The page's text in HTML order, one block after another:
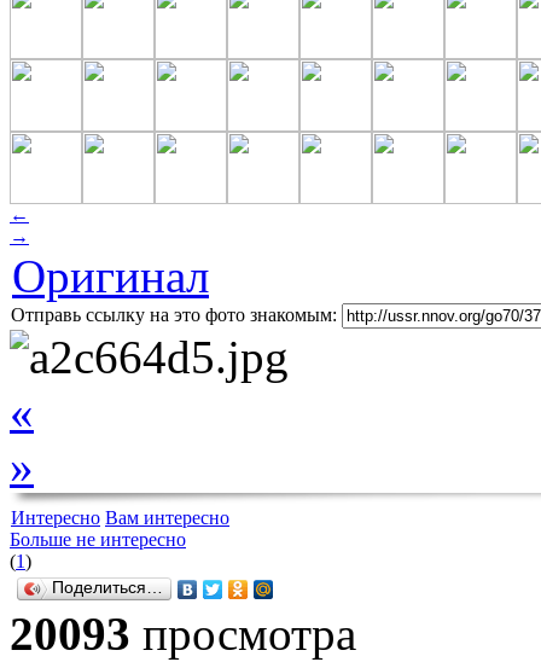
←
→
Оригинал
Отправь ссылку на это фото знакомым:
«
»
Интересно Вам интересно
Больше не интересно
(1)
Поделиться…
20093 просмотра